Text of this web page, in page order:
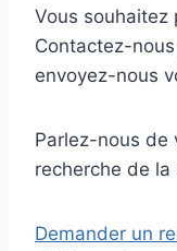
Vous souhaitez
Contactez-
envoyez-nous
Parlez-nous de
recherche de
Demander un